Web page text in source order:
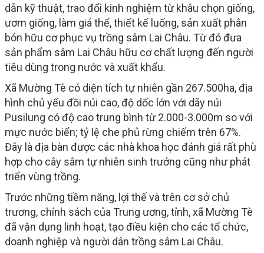
dẫn kỹ thuật, trao đổi kinh nghiệm từ khâu chọn giống,
ươm giống, làm giá thể, thiết kế luống, sản xuất phân
bón hữu cơ phục vụ trồng sâm Lai Châu. Từ đó đưa
sản phẩm sâm Lai Châu hữu cơ chất lượng đến người
tiêu dùng trong nước và xuất khẩu.
Xã Mường Tè có diện tích tự nhiên gần 267.500ha, địa
hình chủ yếu đồi núi cao, độ dốc lớn với dãy núi
Pusilung có độ cao trung bình từ 2.000-3.000m so với
mực nước biển; tỷ lệ che phủ rừng chiếm trên 67%.
Đây là địa bàn được các nhà khoa học đánh giá rất phù
hợp cho cây sâm tự nhiên sinh trưởng cũng như phát
triển vùng trồng.
Trước những tiềm năng, lợi thế và trên cơ sở chủ
trương, chính sách của Trung ương, tỉnh, xã Mường Tè
đã vận dụng linh hoạt, tạo điều kiện cho các tổ chức,
doanh nghiệp và người dân trồng sâm Lai Châu.